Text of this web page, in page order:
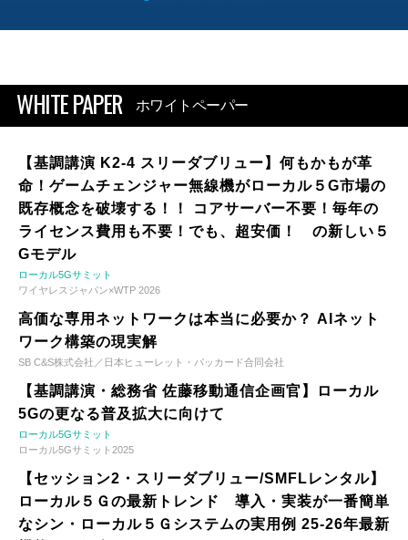
WHITE PAPER ホワイトペーパー
【基調講演 K2-4 スリーダブリュー】何もかもが革
命！ゲームチェンジャー無線機がローカル５G市場の
既存概念を破壊する！！ コアサーバー不要！毎年の
ライセンス費用も不要！でも、超安価！ の新しい５
Gモデル
ローカル5Gサミット
ワイヤレスジャパン×WTP 2026
高価な専用ネットワークは本当に必要か？ AIネット
ワーク構築の現実解
SB C&S株式会社／日本ヒューレット・パッカード合同会社
【基調講演・総務省 佐藤移動通信企画官】ローカル
5Gの更なる普及拡大に向けて
ローカル5Gサミット
ローカル5Gサミット2025
【セッション2・スリーダブリュー/SMFLレンタル】
ローカル５Ｇの最新トレンド 導入・実装が一番簡単
なシン・ローカル５Ｇシステムの実用例 25-26年最新